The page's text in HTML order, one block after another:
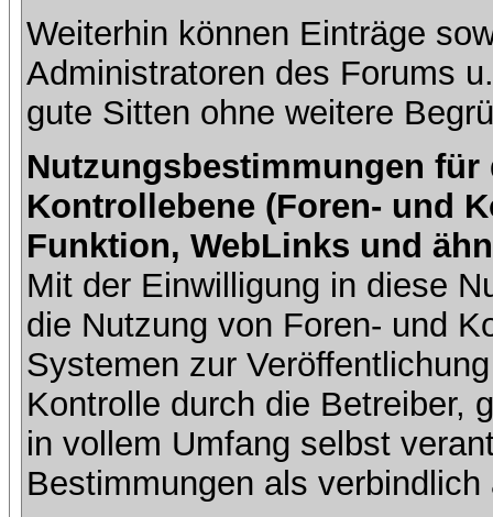
Weiterhin können Einträge
Administratoren des Forums
gute Sitten ohne weitere
Nutzungsbestimmungen
Kontrollebene (Foren- und
Funktion, WebLinks und
Mit der Einwilligung in diese
die Nutzung von Foren- und
Systemen zur
Kontrolle durch die Betreiber,
in vollem Umfang selbst
Bestimmungen als verbindlich